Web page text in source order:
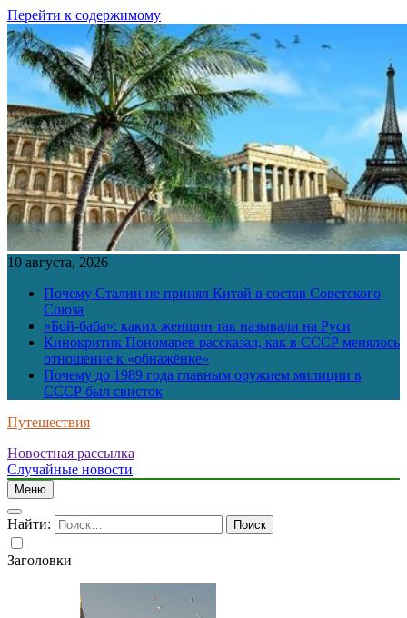
Перейти к содержимому
10 августа, 2026
Почему Сталин не принял Китай в состав Советского
Союза
«Бой-баба»: каких женщин так называли на Руси
Кинокритик Пономарев рассказал, как в СССР менялось
отношение к «обнажёнке»
Почему до 1989 года главным оружием милиции в
СССР был свисток
Путешествия
Новостная рассылка
Случайные новости
Меню
Найти:
Заголовки